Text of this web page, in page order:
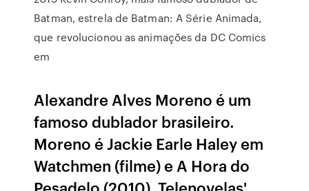
Batman, estrela de Batman: A Série Animada,
que revolucionou as animações da DC Comics
em
Alexandre Alves Moreno é um
famoso dublador brasileiro.
Moreno é Jackie Earle Haley em
Watchmen (filme) e A Hora do